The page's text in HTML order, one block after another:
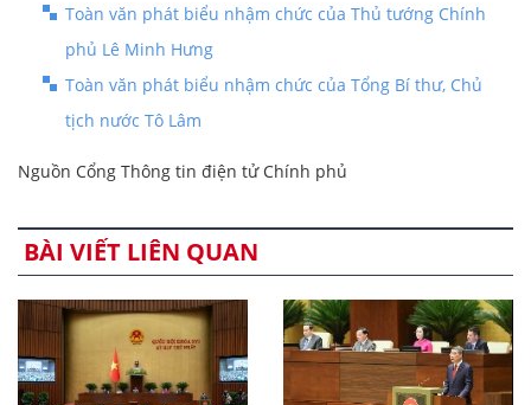
Toàn văn phát biểu nhậm chức của Thủ tướng Chính
phủ Lê Minh Hưng
Toàn văn phát biểu nhậm chức của Tổng Bí thư, Chủ
tịch nước Tô Lâm
Nguồn Cổng Thông tin điện tử Chính phủ
BÀI VIẾT LIÊN QUAN